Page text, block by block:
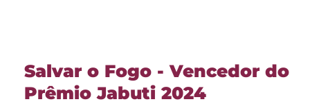
Salvar o Fogo - Vencedor do
Prêmio Jabuti 2024